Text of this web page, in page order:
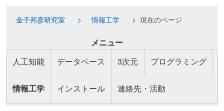
金子邦彦研究室 情報工学 現在のページ
メニュー
人工知能
データベース 3次元 プログラミング
情報工学 インストール 連絡先・活動